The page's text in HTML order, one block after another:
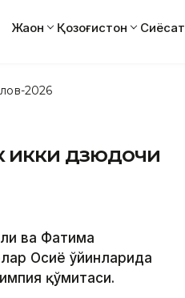
Жаҳон Қозоғистон Сиёсат
2026
икки дзюдочи
ва Фатима
Осиё ўйинларида
қўмитаси.